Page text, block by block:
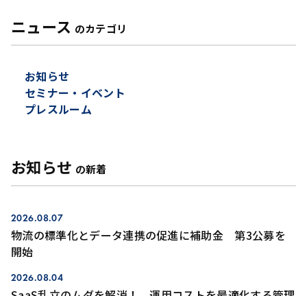
ニュース のカテゴリ
お知らせ
セミナー・イベント
プレスルーム
お知らせ の新着
2026.08.07
物流の標準化とデータ連携の促進に補助金 第3公募を
開始
2026.08.04